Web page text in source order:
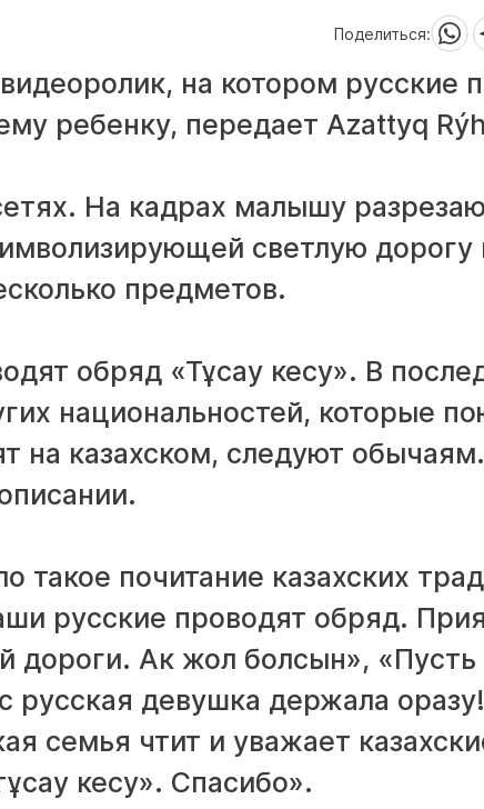
Поделиться:
на котором русские
ребенку, передает Azattyq
На кадрах малышу
светлую дорогу
предметов.
обряд «Тұсау кесу». В
национальностей, которые
на казахском, следуют
такое почитание казахских
русские проводят обряд.
дороги. Ак жол болсын»,
русская девушка держала
семья чтит и уважает
кесу». Спасибо».